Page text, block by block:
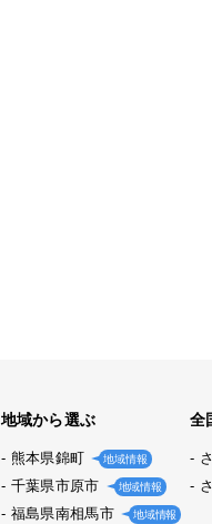
地域から選ぶ
熊本県錦町 地域情報
千葉県市原市 地域情報
福島県南相馬市 地域情報
全